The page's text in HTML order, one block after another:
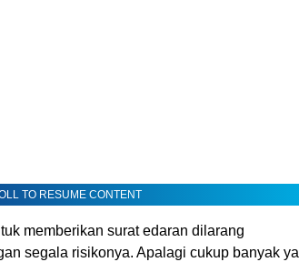
TO RESUME CONTENT
memberikan surat edaran dilarang
segala risikonya. Apalagi cukup banyak ya